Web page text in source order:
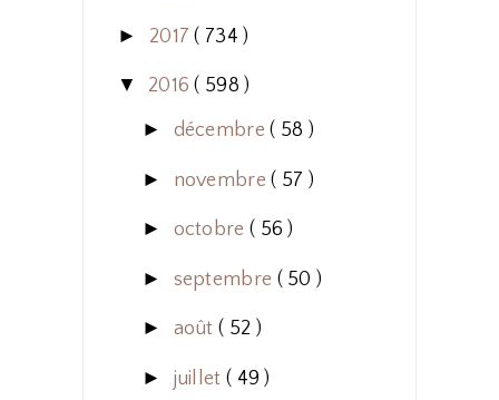
► 2017( 734 )
▼ 2016( 598 )
► décembre( 58 )
► novembre( 57 )
► octobre ( 56 )
► septembre ( 50 )
► août ( 52 )
► juillet ( 49 )